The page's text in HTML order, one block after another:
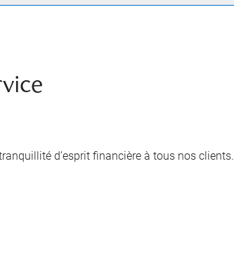
d’esprit financière à tous nos clients.